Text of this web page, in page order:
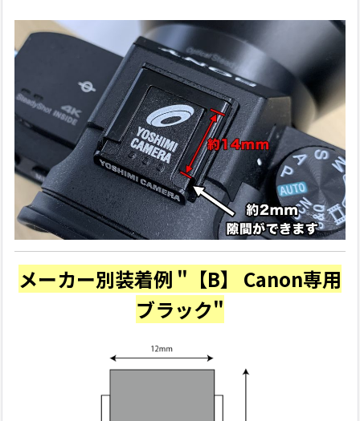
メーカー別装着例 "【B】 Canon専用
ブラック"